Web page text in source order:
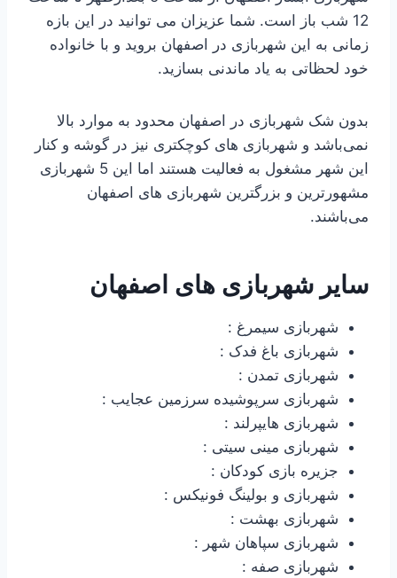
12 شب باز است. شما عزیزان می توانید در این بازه
زمانی به این شهربازی در اصفهان بروید و با خانواده
خود لحظاتی به یاد ماندنی بسازید.
بدون شک شهربازی در اصفهان محدود به موارد بالا
نمی‌باشد و شهربازی های کوچکتری نیز در گوشه و کنار
این شهر مشغول به فعالیت هستند اما این 5 شهربازی
مشهورترین و بزرگترین شهربازی های اصفهان
می‌باشند.
سایر شهربازی های اصفهان
شهربازی سیمرغ :
شهربازی باغ فدک :
شهربازی تمدن :
شهربازی سرپوشیده سرزمین عجایب :
شهربازی هایپرلند :
شهربازی مینی سیتی :
جزیره بازی کودکان :
شهربازی و بولینگ فونیکس :
شهربازی بهشت :
شهربازی سپاهان شهر :
شهربازی صفه :